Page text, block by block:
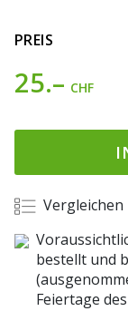
PREIS
25.– CHF
Vergleichen
bestellt und
Feiertage